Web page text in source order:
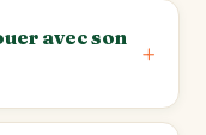
avec son